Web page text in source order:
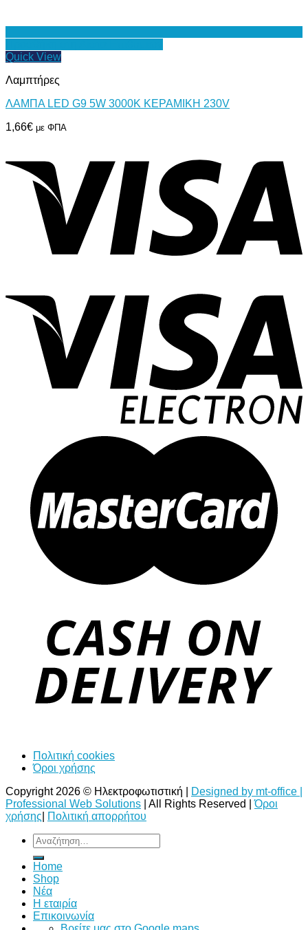
Quick View
Λαμπτήρες
ΛΑΜΠΑ LED G9 5W 3000Κ ΚΕΡΑΜΙΚΗ 230V
1,66€ με ΦΠΑ
Πολιτική cookies
Όροι χρήσης
Copyright 2026 © Ηλεκτροφωτιστική |
Designed by mt-office |
Professional Web Solutions | All Rights Reserved |Όροι
χρήσης
Πολιτική απορρήτου
Αναζήτηση
για:
Home
Shop
Νέα
Η εταιρία
Επικοινωνία